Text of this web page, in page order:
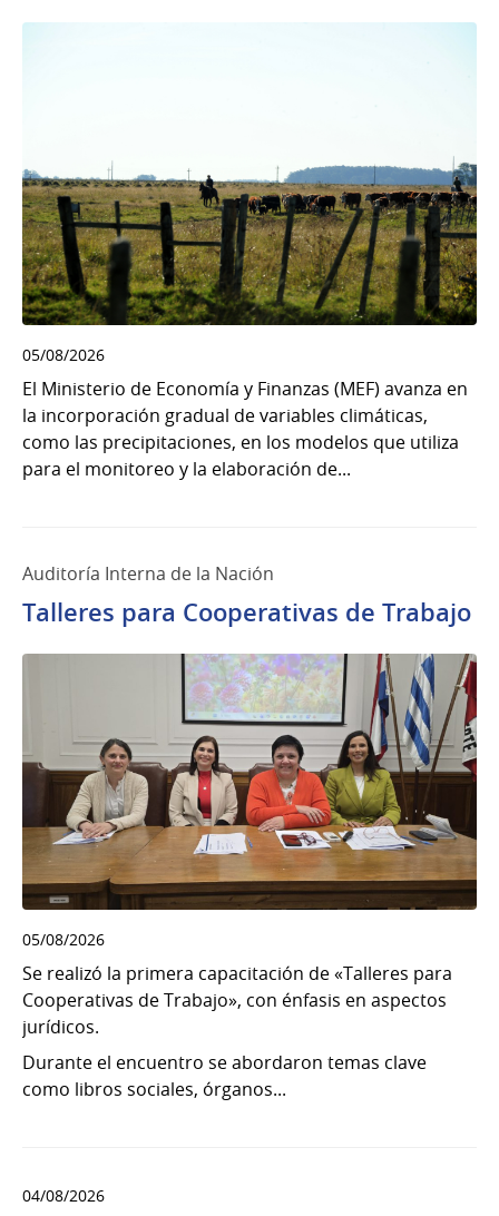
05/08/2026
El Ministerio de Economía y Finanzas (MEF) avanza en
la incorporación gradual de variables climáticas,
como las precipitaciones, en los modelos que utiliza
para el monitoreo y la elaboración de...
Auditoría Interna de la Nación
Talleres para Cooperativas de Trabajo
05/08/2026
Se realizó la primera capacitación de «Talleres para
Cooperativas de Trabajo», con énfasis en aspectos
jurídicos.
Durante el encuentro se abordaron temas clave
como libros sociales, órganos...
04/08/2026